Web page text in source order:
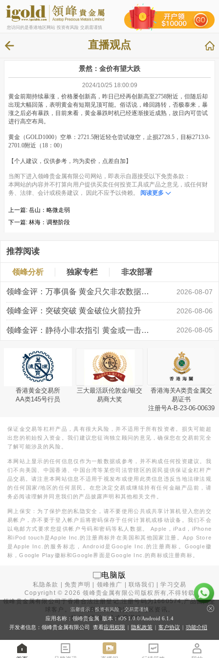
您访问的是香港地区网站 投资有风险 交易需谨慎
直播观点
景然：金价有望大跌
2024/10/25 18:00:09
黄金前期持续暴涨，价格屡创新高，昨日已经再创新高至2758附近，但随后却
出现大幅回落，表明黄金有短期见顶可能。俗话说，峰回路转，否极泰来，暴
涨之后必有暴跌，目前来看，黄金暴跌时机已经逐渐接近成熟，故日内可尝试
进行高空布局。
黄金（GOLD1000）空单：2721.5附近轻仓尝试做空，止损2728.5，目标2713.0-
2701.0附近（18：00）
【个人建议，仅供参考，均为卖价，点差自加】
当阁下进入领峰贵金属有限公司网站，即表示自愿接受以下免责条款：
本网站的内容并不打算向用户提供买卖任何投资工具或产品之意见，或任何财
务、法律、会计或税务建议， 因此不应予以倚赖。
阅读更多
上一篇: 岳山：略微走弱
下一篇: 林海：调整阶段
推荐阅读
领峰分析 独家专栏 非农部署
领峰金评：万事俱备 黄金只欠非农数据“东风” 2026-08-07
领峰金评：突破突破 黄金破位火箭拉升 2026-08-06
领峰金评：静待小非农指引 黄金或一击破局 2026-08-05
香港黄金交易所
AA类145号行员
三大最活跃伦敦金/银交
易商大奖
香港海关A类贵金属交
易证书
注册号A-B-23-06-00639
保证金交易等杠杆产品，具有很大风险，并不适用于所有投资者。损失可能超
出您的初始投入资金。我们建议您征询独立顾问的意见，确保您在交易前完全
了解可能涉及的风险。
本网站上显示的任何信息仅作为一般数据或参考，并不构成任何投资建议。我
们不向美国、中国香港、中国台湾等某些司法管辖区的居民提供保证金杠杆产
品交易。请注意本网站信息不适用于视发布或使用此类信息违反当地法律法规
的任何国家/地区的任何居民。在您决定交易或继续持有任何金融产品前，请
务必阅读理解并同意我们的产品披露声明和其他相关文件。
网上保安：为了保护您的私隐安全，请不要使用公共或共享计算机登入您的交
易帐户，亦不要于登入帐户后将密码保存于任何计算机或移动设备。我们不会
以电邮方式要求您提供帐户号码和密码等私人数据。 Apple，iPad，iPhone
和iPod touch是Apple Inc.的注册商标并在美国和其他国家注册。App Store
是Apple Inc.的服务标志，Android是Google Inc.的注册商标。Google徽
标，Google Play徽标和Google界面是Google Inc.的商标或注册商标。
电脑版
私隐条款 |免责声明 领峰推广 |联络我们 |学习交易
Copyright ©2026 领峰贵金属有限公司版权所有,不得转载
领峰贵金属有限公司于香港合法注册登记,注册号码为1660574,产品面向全
球客户。本站内所有内容均为香港地区资讯。
投资有风险，入市需谨慎。
温馨提示：投资有风险，交易需谨慎
应用名称：领峰贵金属 版本：iOS 1.0.0/Android 6.1.4
开发者信息：领峰贵金属有限公司 查看应用权限 | 隐私政策 | 客户协议 | 功能介绍